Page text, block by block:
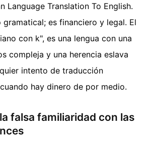
Language Translation To English.
gramatical; es financiero y legal. El
con k", es una lengua con una
compleja y una herencia eslava
intento de traducción
hay dinero de por medio.
falsa familiaridad con las